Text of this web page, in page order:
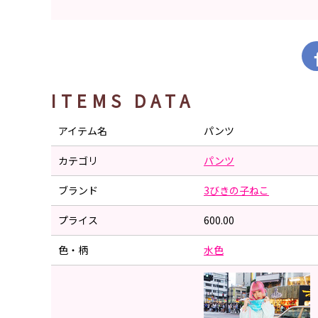
ITEMS DATA
アイテム名 パンツ
カテゴリ パンツ
ブランド 3びきの子ねこ
プライス 600.00
色・柄 水色